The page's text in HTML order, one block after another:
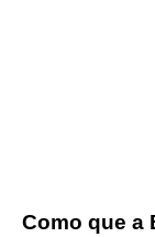
Como que a